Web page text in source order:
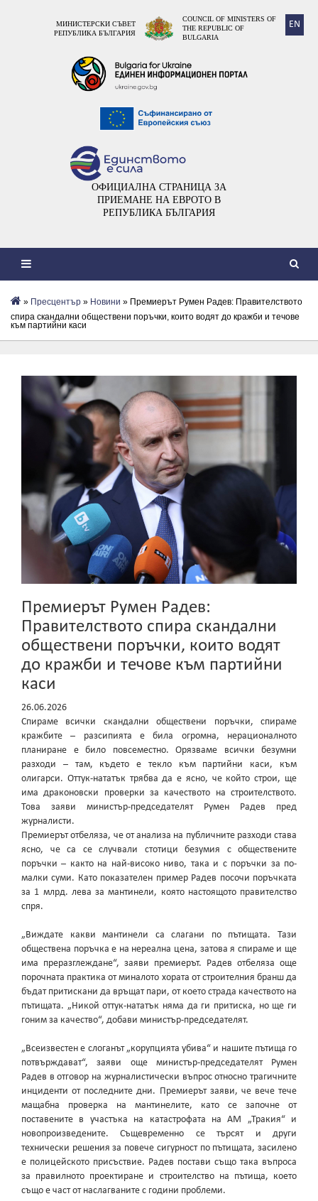
EN
МИНИСТЕРСКИ СЪВЕТ
РЕПУБЛИКА БЪЛГАРИЯ
COUNCIL OF MINISTERS OF
THE REPUBLIC OF
BULGARIA
ОФИЦИАЛНА СТРАНИЦА ЗА
ПРИЕМАНЕ НА ЕВРОТО В
РЕПУБЛИКА БЪЛГАРИЯ
» Пресцентър » Новини » Премиерът Румен Радев: Правителството
спира скандални обществени поръчки, които водят до кражби и течове
към партийни каси
Премиерът Румен Радев:
Правителството спира скандални
обществени поръчки, които водят
до кражби и течове към партийни
каси
26.06.2026
Спираме всички скандални обществени поръчки, спираме
кражбите – разсипията е била огромна, нерационалното
планиране е било повсеместно. Орязваме всички безумни
разходи – там, където е текло към партийни каси, към
олигарси. Оттук-нататък трябва да е ясно, че който строи, ще
има драконовски проверки за качеството на строителството.
Това заяви министър-председателят Румен Радев пред
журналисти.
Премиерът отбеляза, че от анализа на публичните разходи става
ясно, че са се случвали стотици безумия с обществените
поръчки – както на най-високо ниво, така и с поръчки за по-
малки суми. Като показателен пример Радев посочи поръчката
за 1 млрд. лева за мантинели, която настоящото правителство
спря.
„Виждате какви мантинели са слагани по пътищата. Тази
обществена поръчка е на нереална цена, затова я спираме и ще
има преразглеждане“, заяви премиерът. Радев отбеляза още
порочната практика от миналото хората от строителния бранш да
бъдат притискани да връщат пари, от което страда качеството на
пътищата. „Никой оттук-нататък няма да ги притиска, но ще ги
гоним за качество“, добави министър-председателят.
„Всеизвестен е слоганът „корупцията убива“ и нашите пътища го
потвърждават“, заяви още министър-председателят Румен
Радев в отговор на журналистически въпрос относно трагичните
инциденти от последните дни. Премиерът заяви, че вече тече
мащабна проверка на мантинелите, като се започне от
поставените в участъка на катастрофата на АМ „Тракия“ и
новопроизведените. Същевременно се търсят и други
технически решения за повече сигурност по пътищата, засилено
е полицейското присъствие. Радев постави също така въпроса
за правилното проектиране и строителство на пътища, което
също е част от наслагваните с години проблеми.